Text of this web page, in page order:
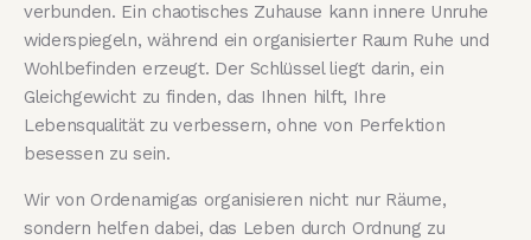
verbunden. Ein chaotisches Zuhause kann innere Unruhe
widerspiegeln, während ein organisierter Raum Ruhe und
Wohlbefinden erzeugt. Der Schlüssel liegt darin, ein
Gleichgewicht zu finden, das Ihnen hilft, Ihre
Lebensqualität zu verbessern, ohne von Perfektion
besessen zu sein.
Wir von Ordenamigas organisieren nicht nur Räume,
sondern helfen dabei, das Leben durch Ordnung zu